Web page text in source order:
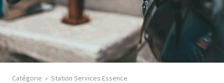
Catégorie Station Services Essence